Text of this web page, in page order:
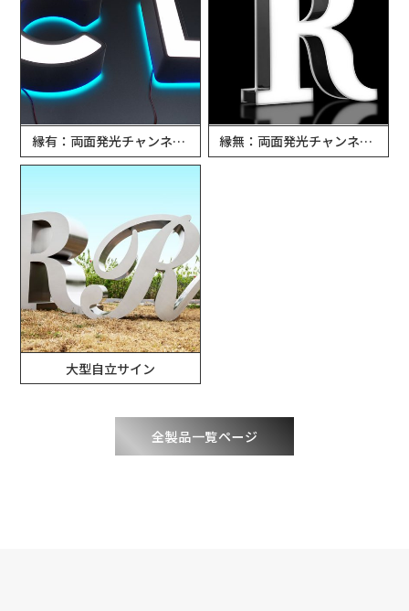
縁有：両面発光チャンネル文字 縁無：両面発光チャンネル文字
大型自立サイン
全製品一覧ページ